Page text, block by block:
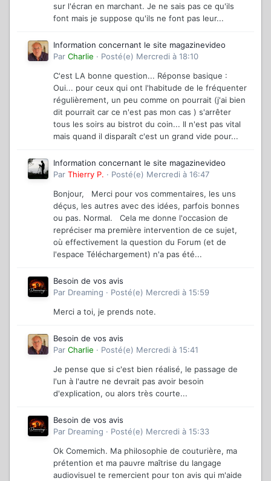
sur l'écran en marchant. Je ne sais pas ce qu'ils
font mais je suppose qu'ils ne font pas leur...
Information concernant le site magazinevideo
Par Charlie · Posté(e) Mercredi à 18:10
C'est LA bonne question... Réponse basique :
Oui... pour ceux qui ont l'habitude de le fréquenter
régulièrement, un peu comme on pourrait (j'ai bien
dit pourrait car ce n'est pas mon cas ) s'arrêter
tous les soirs au bistrot du coin... Il n'est pas vital
mais quand il disparaît c'est un grand vide pour...
Information concernant le site magazinevideo
Par Thierry P. · Posté(e) Mercredi à 16:47
Bonjour, Merci pour vos commentaires, les uns
déçus, les autres avec des idées, parfois bonnes
ou pas. Normal. Cela me donne l'occasion de
repréciser ma première intervention de ce sujet,
où effectivement la question du Forum (et de
l'espace Téléchargement) n'a pas été...
Besoin de vos avis
Par Dreaming · Posté(e) Mercredi à 15:59
Merci a toi, je prends note.
Besoin de vos avis
Par Charlie · Posté(e) Mercredi à 15:41
Je pense que si c'est bien réalisé, le passage de
l'un à l'autre ne devrait pas avoir besoin
d'explication, ou alors très courte...
Besoin de vos avis
Par Dreaming · Posté(e) Mercredi à 15:33
Ok Comemich. Ma philosophie de couturière, ma
prétention et ma pauvre maîtrise du langage
audiovisuel te remercient pour ton avis qui m'aide